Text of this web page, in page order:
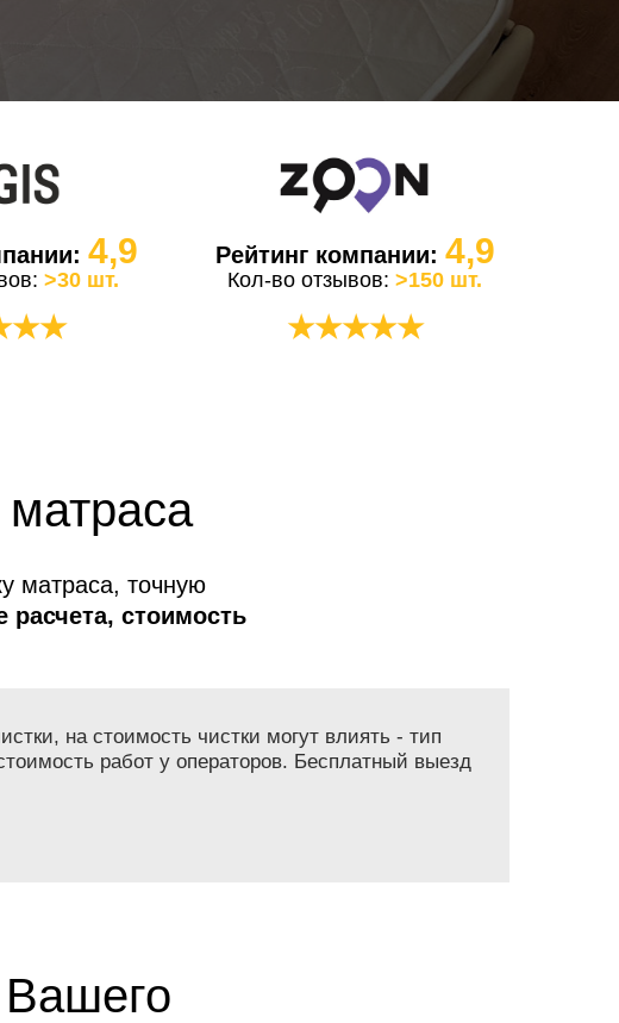
4,9
>30 шт.
Рейтинг компании: 4,9
Кол-во отзывов: >150 шт.
★★★★★
матраса
матраса, точную
расчета, стоимость
на стоимость чистки могут влиять - тип
работ у операторов. Бесплатный выезд